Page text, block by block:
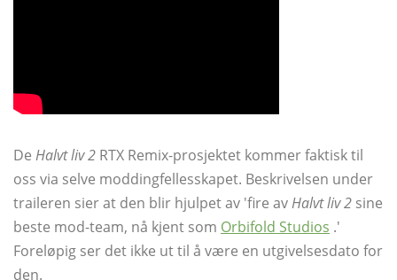
De Halvt liv 2 RTX Remix-prosjektet kommer faktisk til
oss via selve moddingfellesskapet. Beskrivelsen under
traileren sier at den blir hjulpet av 'fire avHalvt liv 2 sine
beste mod-team, nå kjent som Orbifold Studios .'
Foreløpig ser det ikke ut til å være en utgivelsesdato for
den.